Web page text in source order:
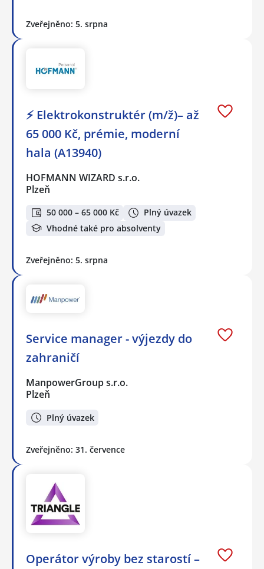
Zveřejněno: 5. srpna
⚡ Elektrokonstruktér (m/ž)– až
65 000 Kč, prémie, moderní
hala (A13940)
HOFMANN WIZARD s.r.o.
Plzeň
50 000 – 65 000 Kč
Plný úvazek
Vhodné také pro absolventy
Zveřejněno: 5. srpna
Service manager - výjezdy do
zahraničí
ManpowerGroup s.r.o.
Plzeň
Plný úvazek
Zveřejněno: 31. července
Operátor výroby bez starostí –